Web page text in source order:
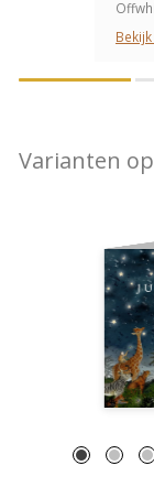
Varianten